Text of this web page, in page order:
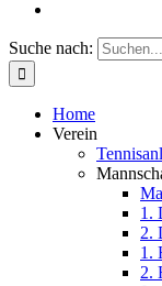
Suche nach:
Home
Verein
1.
2.
1.
2.